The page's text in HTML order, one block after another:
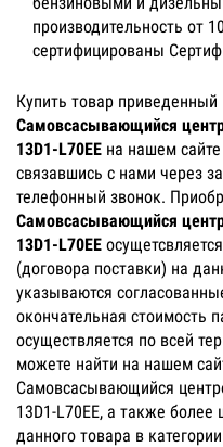
производительность от
сертифицированы
Купить товар приведенный
Самовсасывающийся
13D1-L70EE на нашем
связавшись с нами через
телефонный звонок.
Самовсасывающийся
13D1-L70EE
(договора поставки) на
указываются
окончательная стоимость
осуществляется по всей
можете найти на нашем
Самовсасывающийся
13D1-L70EE, а также
данного товара в категории